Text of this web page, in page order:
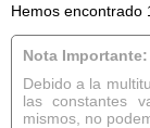
Hemos encontrado
Nota Importante:
Debido a la
las constantes
mismos, no